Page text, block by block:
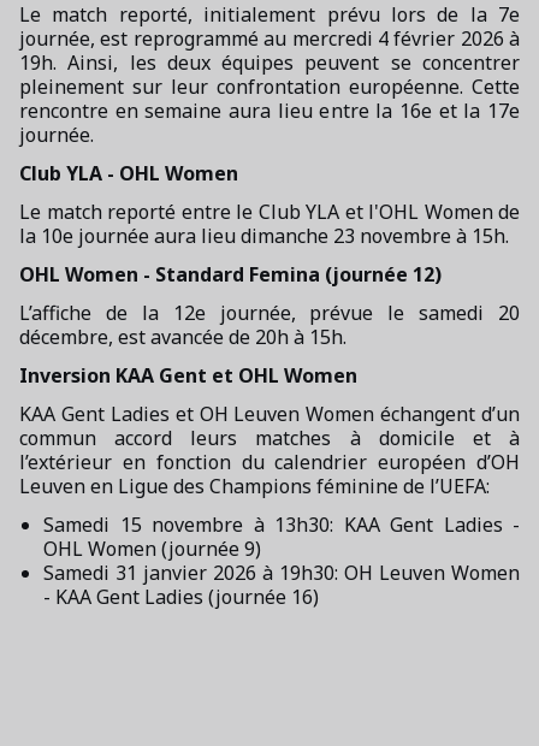
Le match reporté, initialement prévu lors de la 7e
journée, est reprogrammé au mercredi 4 février 2026 à
19h. Ainsi, les deux équipes peuvent se concentrer
pleinement sur leur confrontation européenne. Cette
rencontre en semaine aura lieu entre la 16e et la 17e
journée.
Club YLA - OHL Women
Le match reporté entre le Club YLA et l'OHL Women de
la 10e journée aura lieu dimanche 23 novembre à 15h.
OHL Women - Standard Femina (journée 12)
L’affiche de la 12e journée, prévue le samedi 20
décembre, est avancée de 20h à 15h.
Inversion KAA Gent et OHL Women
KAA Gent Ladies et OH Leuven Women échangent d’un
commun accord leurs matches à domicile et à
l’extérieur en fonction du calendrier européen d’OH
Leuven en Ligue des Champions féminine de l’UEFA:
Samedi 15 novembre à 13h30: KAA Gent Ladies -
OHL Women (journée 9)
Samedi 31 janvier 2026 à 19h30: OH Leuven Women
- KAA Gent Ladies (journée 16)